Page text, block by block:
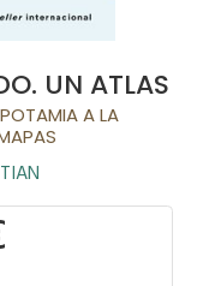
UN ATLAS
A LA